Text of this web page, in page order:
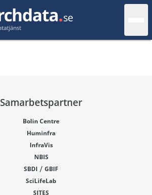
Samarbetspartner
Bolin Centre
Huminfra
InfraVis
NBIS
SBDI / GBIF
SciLifeLab
SITES